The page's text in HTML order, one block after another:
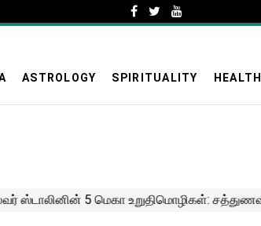
ASTROLOGY SPIRITUALITY HEALTH